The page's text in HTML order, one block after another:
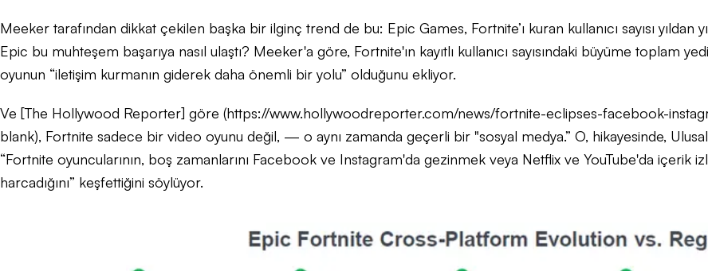
Meeker tarafından dikkat çekilen başka bir ilginç trend de bu: Epic Games, Fortnite’ı kuran kullanıcı sayısı yıldan
Epic bu muhteşem başarıya nasıl ulaştı? Meeker'a göre, Fortnite'ın kayıtlı kullanıcı sayısındaki büyüme toplam
oyunun “iletişim kurmanın giderek daha önemli bir yolu” olduğunu ekliyor.
Ve [The Hollywood Reporter] göre (https://www.hollywoodreporter.com/news/fortnite-eclipses-facebook-
blank), Fortnite sadece bir video oyunu değil, — o aynı zamanda geçerli bir "sosyal medya.” O, hikayesinde,
“Fortnite oyuncularının, boş zamanlarını Facebook ve Instagram'da gezinmek veya Netflix ve YouTube'da
harcadığını” keşfettiğini söylüyor.